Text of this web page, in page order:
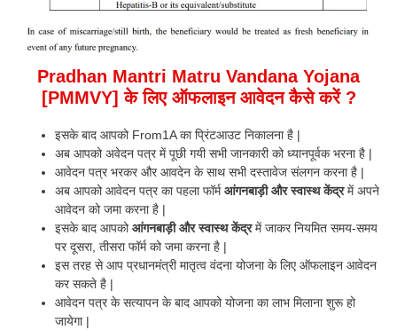
Pradhan Mantri Matru Vandana Yojana
[PMMVY] के लिए ऑफलाइन आवेदन कैसे करें ?
इसके बाद आपको From1A का प्रिंटआउट निकालना है |
अब आपको अवेदन पत्र में पूछी गयी सभी जानकारी को ध्यानपूर्वक भरना है |
आवेदन पत्र भरकर और आवदेन के साथ सभी दस्तावेज संलगन करना है |
अब आपको आवेदन पत्र का पहला फॉर्मआंगनबाड़ी और स्वास्थ केंद्रमें अपने
आवेदन को जमा करना है |
इसके बाद आपकोआंगनबाड़ी और स्वास्थ केंद्रमें जाकर नियमित समय-समय
पर दूसरा, तीसरा फॉर्म को जमा करना है |
इस तरह से आप प्रधानमंत्री मातृत्व वंदना योजना के लिए ऑफलाइन आवेदन
कर सकते है |
आवेदन पत्र के सत्यापन के बाद आपको योजना का लाभ मिलाना शुरू हो
जायेगा |